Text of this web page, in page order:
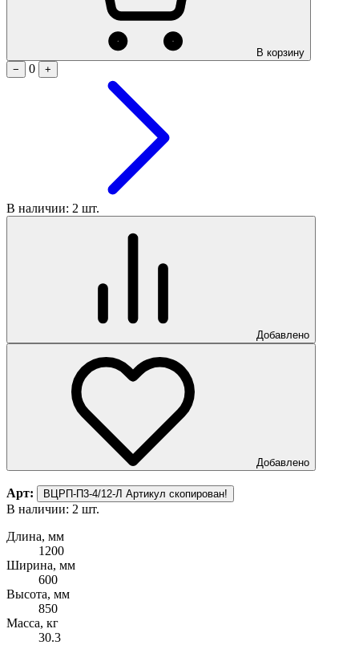
В корзину
−
0 +
В наличии: 2 шт.
Добавлено
Добавлено
Арт: ВЦРП-П3-4/12-Л Артикул скопирован!
В наличии: 2 шт.
Длина, мм
1200
Ширина, мм
600
Высота, мм
850
Масса, кг
30.3